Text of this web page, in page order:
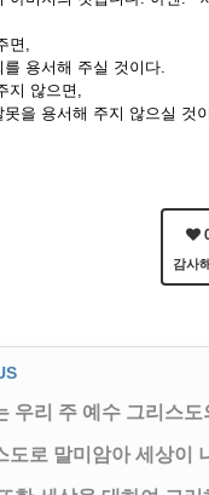
면,
용서해 주실 것이다.
지 않으면,
못을 용서해 주지 않으실
감사
우리 주 예수 그리스
도로 말미암아 세상이